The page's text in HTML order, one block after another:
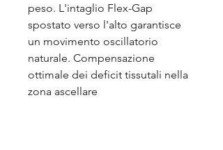
peso. L'intaglio Flex-Gap
spostato verso l'alto garantisce
un movimento oscillatorio
naturale. Compensazione
ottimale dei deficit tissutali nella
zona ascellare